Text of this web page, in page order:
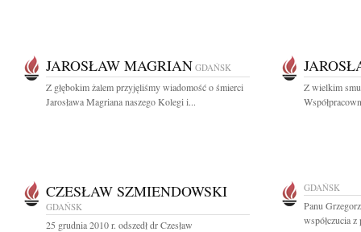
JAROSŁAW MAGRIAN GDAŃSK
Z głębokim żalem przyjęliśmy wiadomość o śmierci
Jarosława Magriana naszego Kolegi i...
Z wielkim
CZESŁAW SZMIENDOWSKI
GDAŃSK
25 grudnia 2010 r. odszedł dr Czesław
GDAŃSK
Panu
współczucia